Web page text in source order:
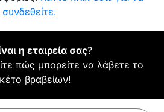
συνδεθείτε.
η εταιρεία σας?
πώς μπορείτε να λάβετε το
βραβείων!